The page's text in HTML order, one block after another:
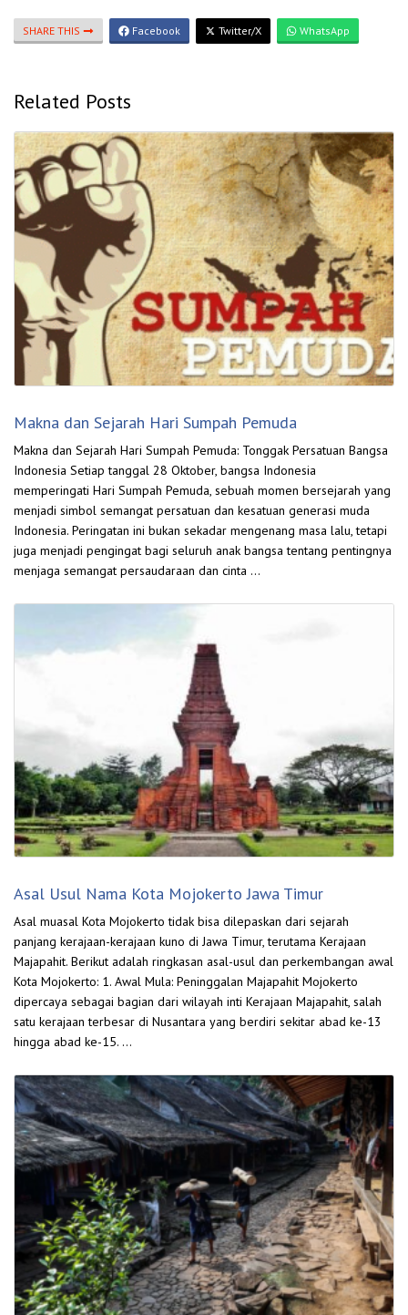
SHARE THIS Facebook Twitter/X WhatsApp
Related Posts
Makna dan Sejarah Hari Sumpah Pemuda
Makna dan Sejarah Hari Sumpah Pemuda: Tonggak Persatuan Bangsa
Indonesia Setiap tanggal 28 Oktober, bangsa Indonesia
memperingati Hari Sumpah Pemuda, sebuah momen bersejarah yang
menjadi simbol semangat persatuan dan kesatuan generasi muda
Indonesia. Peringatan ini bukan sekadar mengenang masa lalu, tetapi
juga menjadi pengingat bagi seluruh anak bangsa tentang pentingnya
menjaga semangat persaudaraan dan cinta …
Asal Usul Nama Kota Mojokerto Jawa Timur
Asal muasal Kota Mojokerto tidak bisa dilepaskan dari sejarah
panjang kerajaan-kerajaan kuno di Jawa Timur, terutama Kerajaan
Majapahit. Berikut adalah ringkasan asal-usul dan perkembangan awal
Kota Mojokerto: 1. Awal Mula: Peninggalan Majapahit Mojokerto
dipercaya sebagai bagian dari wilayah inti Kerajaan Majapahit, salah
satu kerajaan terbesar di Nusantara yang berdiri sekitar abad ke-13
hingga abad ke-15. …